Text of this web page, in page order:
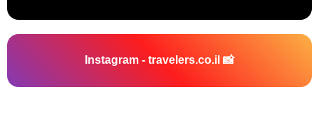
📸 Instagram - travelers.co.il